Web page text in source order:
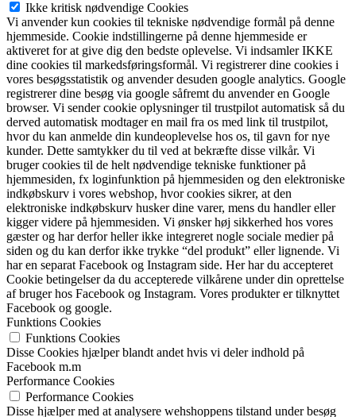
Ikke kritisk nødvendige Cookies
Vi anvender kun cookies til tekniske nødvendige formål på denne
hjemmeside. Cookie indstillingerne på denne hjemmeside er
aktiveret for at give dig den bedste oplevelse. Vi indsamler IKKE
dine cookies til markedsføringsformål. Vi registrerer dine cookies i
vores besøgsstatistik og anvender desuden google analytics. Google
registrerer dine besøg via google såfremt du anvender en Google
browser. Vi sender cookie oplysninger til trustpilot automatisk så du
derved automatisk modtager en mail fra os med link til trustpilot,
hvor du kan anmelde din kundeoplevelse hos os, til gavn for nye
kunder. Dette samtykker du til ved at bekræfte disse vilkår. Vi
bruger cookies til de helt nødvendige tekniske funktioner på
hjemmesiden, fx loginfunktion på hjemmesiden og den elektroniske
indkøbskurv i vores webshop, hvor cookies sikrer, at den
elektroniske indkøbskurv husker dine varer, mens du handler eller
kigger videre på hjemmesiden. Vi ønsker høj sikkerhed hos vores
gæster og har derfor heller ikke integreret nogle sociale medier på
siden og du kan derfor ikke trykke “del produkt” eller lignende. Vi
har en separat Facebook og Instagram side. Her har du accepteret
Cookie betingelser da du accepterede vilkårene under din oprettelse
af bruger hos Facebook og Instagram. Vores produkter er tilknyttet
Facebook og google.
Funktions Cookies
Funktions Cookies
Disse Cookies hjælper blandt andet hvis vi deler indhold på
Facebook m.m
Performance Cookies
Performance Cookies
Disse hjælper med at analysere wehshoppens tilstand under besøg